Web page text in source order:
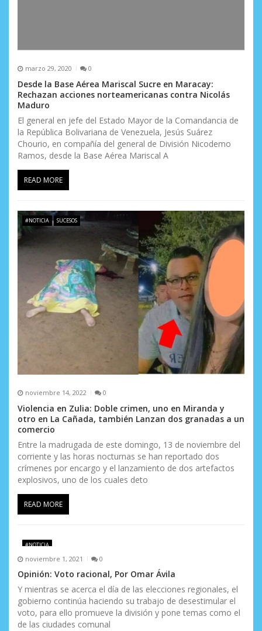
marzo 29, 2020 0
Desde la Base Aérea Mariscal Sucre en Maracay:
Rechazan acciones norteamericanas contra Nicolás
Maduro
El general en jefe del Estado Mayor de la Comandancia de
la República Bolivariana de Venezuela, Jesús Suárez
Chourio, en compañía del general de División Nicodemo
Ramos, desde la Base Aérea Mariscal A
READ MORE
#NOTICIA SUCESOS
noviembre 14, 2022 0
Violencia en Zulia: Doble crimen, uno en Miranda y
otro en La Cañada, también Lanzan dos granadas a un
comercio
Entre la madrugada de este domingo, 13 de noviembre del
corriente y las horas nocturnas se han reportado dos
crímenes por encargo y el lanzamiento de dos artefactos
explosivos, uno de los cuales deto
READ MORE
#NOTICIA
noviembre 1, 2021 0
Opinión: Voto racional, Por Omar Ávila
Y mientras se acerca el día de las elecciones regionales, el
gobierno continúa haciendo su trabajo de desestimular el
voto, para ello promueve la división y pone temas como el
de las ciudades comunal